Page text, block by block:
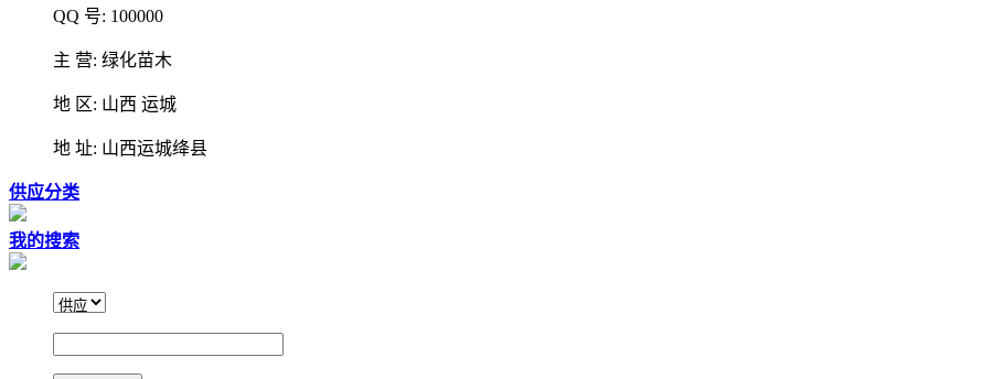
QQ 号: 100000
主 营: 绿化苗木
地 区: 山西 运城
地 址: 山西运城绛县
供应分类
我的搜索